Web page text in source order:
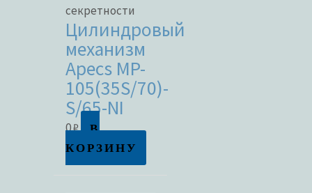
секретности
Цилиндровый
механизм
Apecs MP-
105(35S/70)-
S/65-NI
0₽
В
КОРЗИНУ